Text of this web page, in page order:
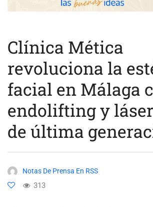
Clínica Mética
revoluciona la
facial en Málaga
endolifting y
de última
Notas De Prensa En RSS
313